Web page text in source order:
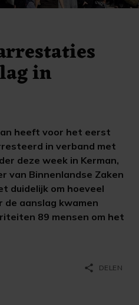
in
heeft voor het eerst
in verband met
deze week in Kerman,
van Binnenlandse Zaken
duidelijk om hoeveel
aanslag kwamen
89 mensen om het
share DELEN